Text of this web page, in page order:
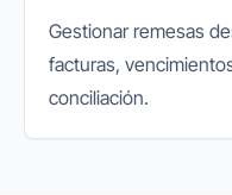
Gestionar remesas
facturas,
conciliación.